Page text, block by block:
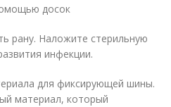
досок
рану. Наложите стерильную
инфекции.
для фиксирующей шины.
материал, который